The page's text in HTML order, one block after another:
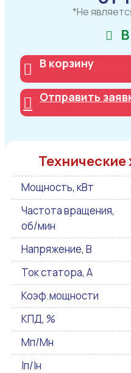
*Не
В корзину
Отправить
Технические
Мощность, кВт
Частота вращения,
об/мин
Напряжение, В
Ток статора, А
Коэф.мощности
КПД, %
Мп/Мн
Iп/Iн